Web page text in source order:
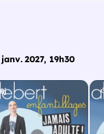
2027, 19h30